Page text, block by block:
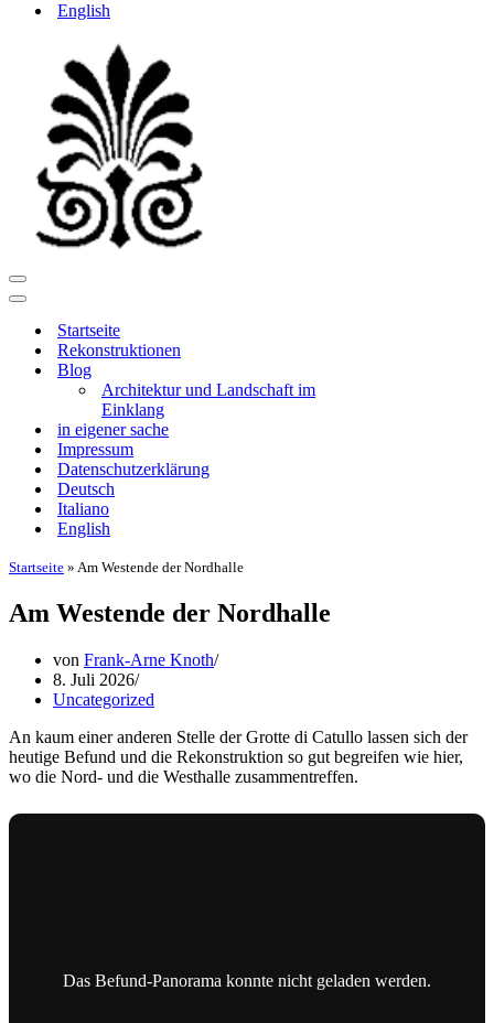
English
Navigationsmenü
Navigationsmenü
Startseite
Rekonstruktionen
Blog
Architektur und Landschaft im
Einklang
in eigener sache
Impressum
Datenschutzerklärung
Deutsch
Italiano
English
Startseite » Am Westende der Nordhalle
Am Westende der Nordhalle
von Frank-Arne Knoth
8. Juli 2026
Uncategorized
An kaum einer anderen Stelle der Grotte di Catullo lassen sich der
heutige Befund und die Rekonstruktion so gut begreifen wie hier,
wo die Nord- und die Westhalle zusammentreffen.
Das Befund-Panorama konnte nicht geladen werden.